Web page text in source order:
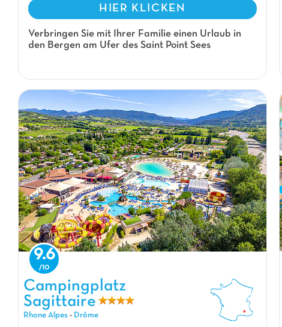
HIER KLICKEN
Verbringen Sie mit Ihrer Familie einen Urlaub in
den Bergen am Ufer des Saint Point Sees
Campingplatz Sagittaire, Campingplatz Rhone Alpes
9.6
Campingplatz
Sagittaire
Rhone Alpes - Drôme